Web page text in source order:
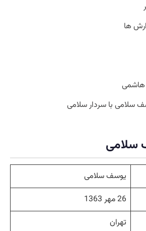
ها
هاشمی
سلامی با سردار سلامی
سلامی
یوسف سلامی
26 مهر 1363
تهران